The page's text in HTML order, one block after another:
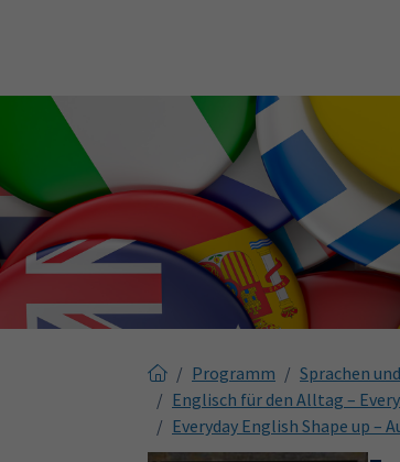
Programm Sprachen
Englisch für den Alltag –
Everyday English Shape up –